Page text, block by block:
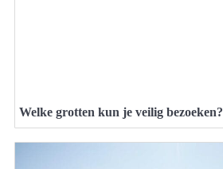
Welke grotten kun je veilig bezoeken?